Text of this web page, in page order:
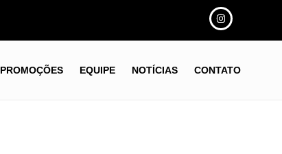
PROMOÇÕES EQUIPE NOTÍCIAS CONTATO